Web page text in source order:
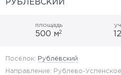
РУБЛЁВСКИЙ
площадь
500 м2
Посёлок: Рублёвский
Направление: Рублево-Успенское